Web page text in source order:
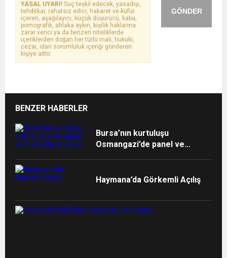
GÖNDER
YASAL UYARI! Suç teşkil edecek, yasadışı,
tehditkar, rahatsız edici, hakaret ve küfür
içeren, aşağılayıcı, küçük düşürücü, kaba,
pornografik, ahlaka aykırı, kişilik haklarına
zarar verici ya da benzeri niteliklerde
içeriklerden doğan her türlü mali, hukuki,
cezai, idari sorumluluk içeriği gönderen
kişiye aittir.
BENZER HABERLER
Bursa’nın kurtuluşu
Osmangazi’de panel ve
Haymana’da Görkemli Açılış